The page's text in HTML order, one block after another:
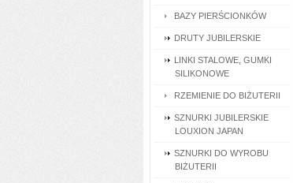
BAZY PIERŚCIONKÓW
DRUTY JUBILERSKIE
LINKI STALOWE, GUMKI
SILIKONOWE
RZEMIENIE DO BIŻUTERII
SZNURKI JUBILERSKIE
LOUXION JAPAN
SZNURKI DO WYROBU
BIŻUTERII